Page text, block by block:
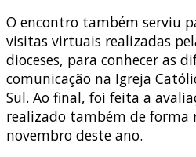
O encontro também serviu
visitas virtuais realizadas
dioceses, para conhecer as
comunicação na Igreja
Sul. Ao final, foi feita a
realizado também de forma
novembro deste ano.